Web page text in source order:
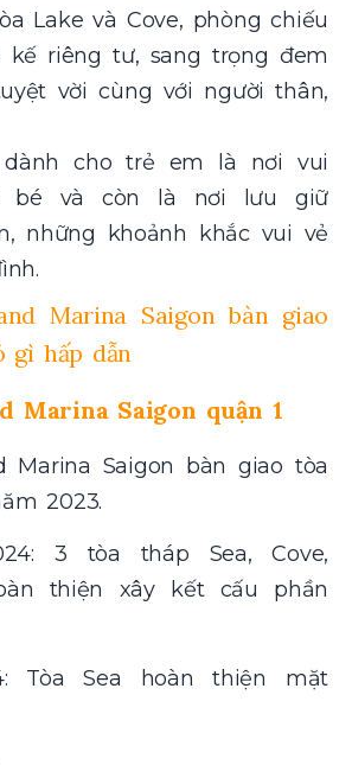
Lake và Cove, phòng chiếu
riêng tư, sang trọng đem
vời cùng với người thân,
cho trẻ em là nơi vui
bé và còn là nơi lưu giữ
những khoảnh khắc vui vẻ
Marina Saigon bàn giao
gì hấp dẫn
Marina Saigon quận 1
Marina Saigon bàn giao tòa
2023.
3 tòa tháp Sea, Cove,
thiện xây kết cấu phần
Tòa Sea hoàn thiện mặt